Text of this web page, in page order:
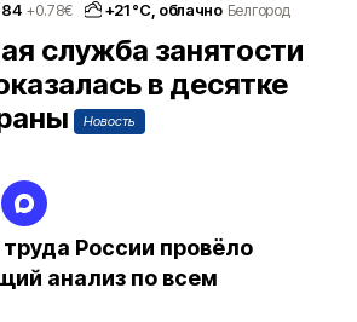
+0.78€ +21°С, облачно Белгород
служба занятости
в десятке
Новость
России провёло
анализ по всем